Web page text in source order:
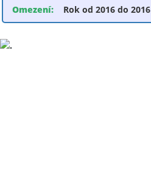
Omezení:
Rok od 2016 do 2016